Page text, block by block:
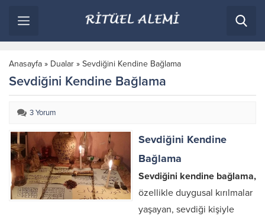
Anasayfa » Dualar » Sevdiğini Kendine Bağlama
Sevdiğini Kendine Bağlama
3 Yorum
Sevdiğini Kendine
Bağlama
Sevdiğini kendine bağlama,
özellikle duygusal kırılmalar
yaşayan, sevdiği kişiyle